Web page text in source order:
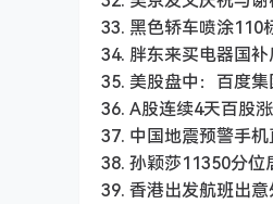
33. 黑色轿车喷涂110
34. 胖东来买电器国
35. 美股盘中：百度
36. A股连续4天百股
37. 中国地震预警手
38. 孙颖莎11350分位
39. 香港出发航班出